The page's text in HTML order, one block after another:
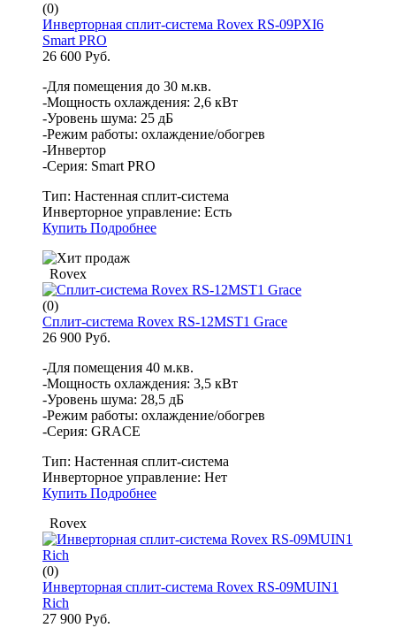
(0)
Инверторная сплит-система Rovex RS-09PXI6
Smart PRO
26 600 Руб.
-Для помещения до 30 м.кв.
-Мощность охлаждения: 2,6 кВт
-Уровень шума: 25 дБ
-Режим работы: охлаждение/обогрев
-Инвертор
-Серия: Smart PRO
Тип: Настенная сплит-система
Инверторное управление: Есть
Купить Подробнее
Rovex
(0)
Сплит-система Rovex RS-12MST1 Grace
26 900 Руб.
-Для помещения 40 м.кв.
-Мощность охлаждения: 3,5 кВт
-Уровень шума: 28,5 дБ
-Режим работы: охлаждение/обогрев
-Серия: GRACE
Тип: Настенная сплит-система
Инверторное управление: Нет
Купить Подробнее
Rovex
(0)
Инверторная сплит-система Rovex RS-09MUIN1
Rich
27 900 Руб.